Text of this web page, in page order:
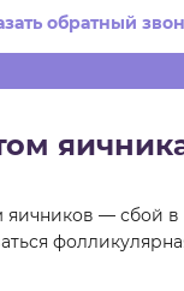
обратный
— сбой